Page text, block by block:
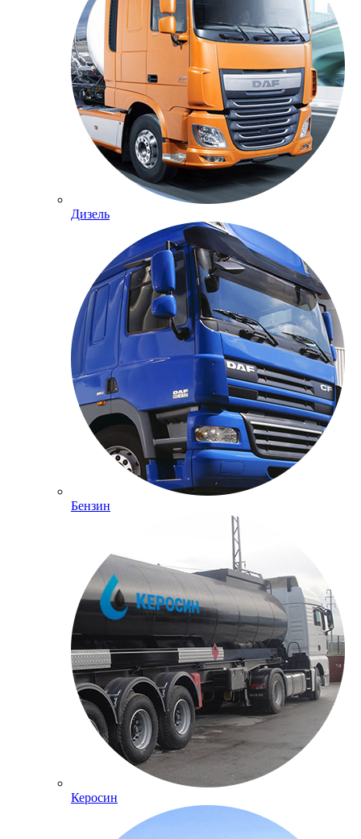
Дизель
Бензин
Керосин